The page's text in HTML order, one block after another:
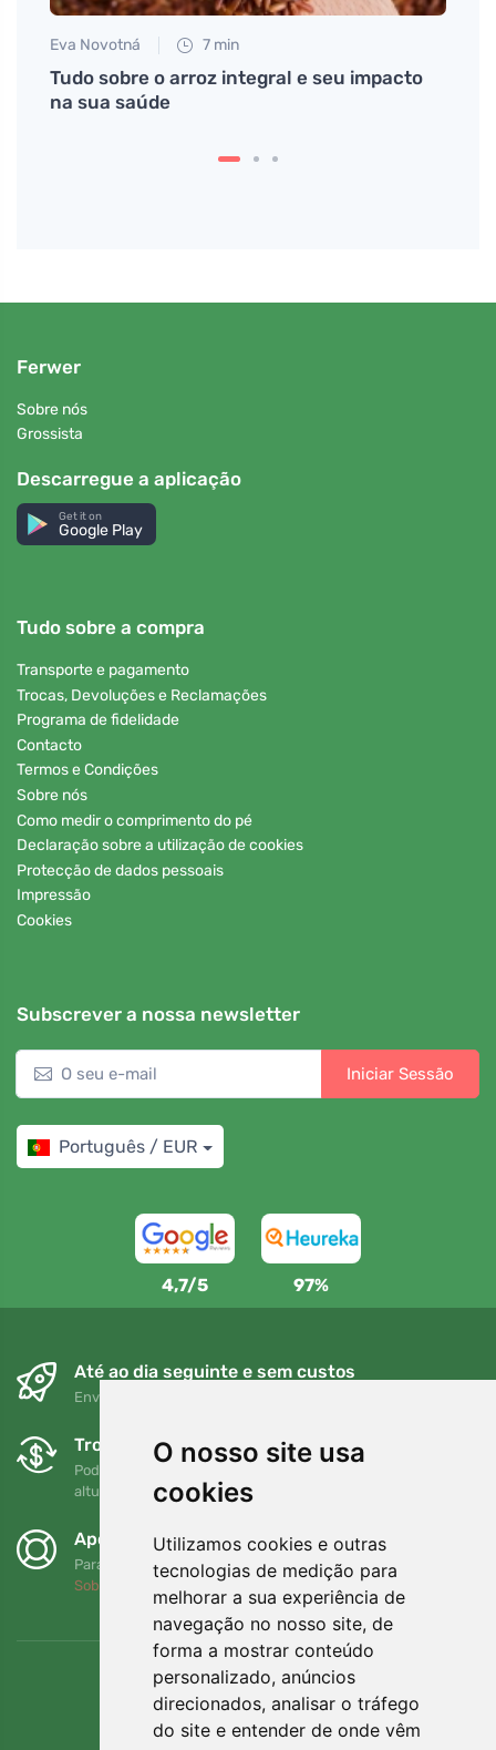
O nosso site usa
cookies
Utilizamos cookies e outras
tecnologias de medição para
melhorar a sua experiência de
navegação no nosso site, de
forma a mostrar conteúdo
personalizado, anúncios
direcionados, analisar o tráfego
do site e entender de onde vêm
Eva Novotná 7 min
Tudo sobre o arroz integral e seu impacto
na sua saúde
Ferwer
Sobre nós
Grossista
Descarregue a aplicação
Get it on
Google Play
Tudo sobre a compra
Transporte e pagamento
Trocas, Devoluções e Reclamações
Programa de fidelidade
Contacto
Termos e Condições
Sobre nós
Como medir o comprimento do pé
Declaração sobre a utilização de cookies
Protecção de dados pessoais
Impressão
Cookies
Subscrever a nossa newsletter
Iniciar Sessão
Português / EUR
4,7/5 97%
Até ao dia seguinte e sem custos
Envio gratuito para encomendas superiores a 80 EUR
Trocas e devoluções gratuitas
Pode devolver ou trocar a sua encomenda em qualquer
altura no prazo de 90 dias
Apoiamos a Trees.org
Para cada encomenda plantamos uma árvore! Leia mais
Sobre nós